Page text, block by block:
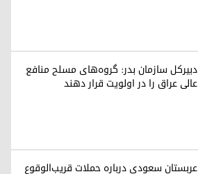
دبیرکل سازمان بدر: گروه‌های مسلح منافع
عالی عراق را در اولویت قرار دهند
عربستان سعودی درباره حملات قریب‌الوقوع